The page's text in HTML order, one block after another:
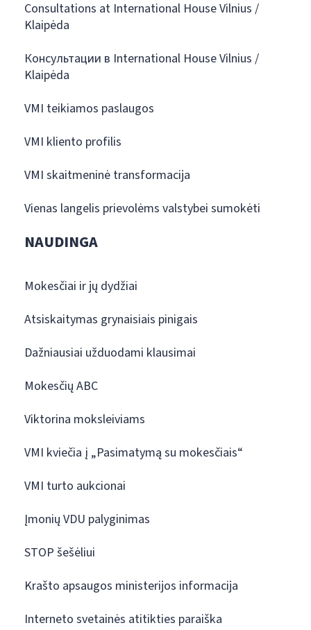
Consultations at International House Vilnius /
Klaipėda
Консультации в International House Vilnius /
Klaipėda
VMI teikiamos paslaugos
VMI kliento profilis
VMI skaitmeninė transformacija
Vienas langelis prievolėms valstybei sumokėti
NAUDINGA
Mokesčiai ir jų dydžiai
Atsiskaitymas grynaisiais pinigais
Dažniausiai užduodami klausimai
Mokesčių ABC
Viktorina moksleiviams
VMI kviečia į „Pasimatymą su mokesčiais“
VMI turto aukcionai
Įmonių VDU palyginimas
STOP šešėliui
Krašto apsaugos ministerijos informacija
Interneto svetainės atitikties paraiška